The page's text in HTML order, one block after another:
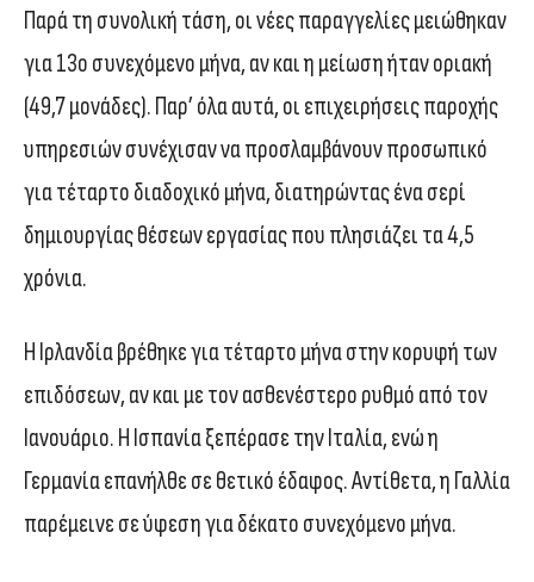
Παρά τη συνολική τάση, οι νέες παραγγελίες μειώθηκαν
για 13ο συνεχόμενο μήνα, αν και η μείωση ήταν οριακή
(49,7 μονάδες). Παρ’ όλα αυτά, οι επιχειρήσεις παροχής
υπηρεσιών συνέχισαν να προσλαμβάνουν προσωπικό
για τέταρτο διαδοχικό μήνα, διατηρώντας ένα σερί
δημιουργίας θέσεων εργασίας που πλησιάζει τα 4,5
χρόνια.
Η Ιρλανδία βρέθηκε για τέταρτο μήνα στην κορυφή των
επιδόσεων, αν και με τον ασθενέστερο ρυθμό από τον
Ιανουάριο. Η Ισπανία ξεπέρασε την Ιταλία, ενώ η
Γερμανία επανήλθε σε θετικό έδαφος. Αντίθετα, η Γαλλία
παρέμεινε σε ύφεση για δέκατο συνεχόμενο μήνα.